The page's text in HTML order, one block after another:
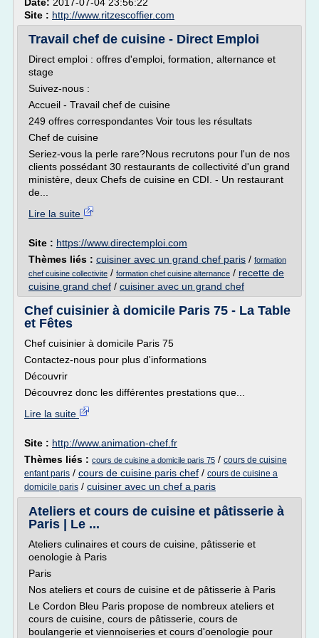
Site : http://www.ritzescoffier.com
Travail chef de cuisine - Direct Emploi
Direct emploi : offres d'emploi, formation, alternance et
stage
Suivez-nous :
Accueil - Travail chef de cuisine
249 offres correspondantes Voir tous les résultats
Chef de cuisine
Seriez-vous la perle rare?Nous recrutons pour l'un de nos
clients possédant 30 restaurants de collectivité d'un grand
ministère, deux Chefs de cuisine en CDI. - Un restaurant
de...
Lire la suite
Site : https://www.directemploi.com
Thèmes liés : cuisiner avec un grand chef paris / formation
chef cuisine collectivite / formation chef cuisine alternance / recette de
cuisine grand chef / cuisiner avec un grand chef
Chef cuisinier à domicile Paris 75 - La Table
et Fêtes
Chef cuisinier à domicile Paris 75
Contactez-nous pour plus d'informations
Découvrir
Découvrez donc les différentes prestations que...
Lire la suite
Site : http://www.animation-chef.fr
Thèmes liés : cours de cuisine a domicile paris 75 / cours de cuisine
enfant paris / cours de cuisine paris chef / cours de cuisine a
domicile paris / cuisiner avec un chef a paris
Ateliers et cours de cuisine et pâtisserie à
Paris | Le ...
Ateliers culinaires et cours de cuisine, pâtisserie et
oenologie à Paris
Paris
Nos ateliers et cours de cuisine et de pâtisserie à Paris
Le Cordon Bleu Paris propose de nombreux ateliers et
cours de cuisine, cours de pâtisserie, cours de
boulangerie et viennoiseries et cours d'oenologie pour